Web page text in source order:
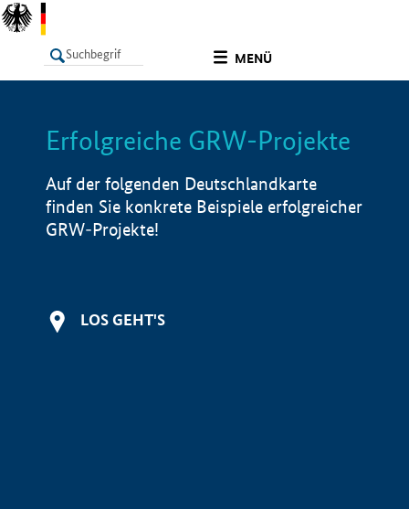
MENÜ
LISTE Info
Erfolgreiche GRW-Projekte
Auf der folgenden Deutschlandkarte
finden Sie konkrete Beispiele erfolgreicher
GRW-Projekte!
LOS GEHT'S